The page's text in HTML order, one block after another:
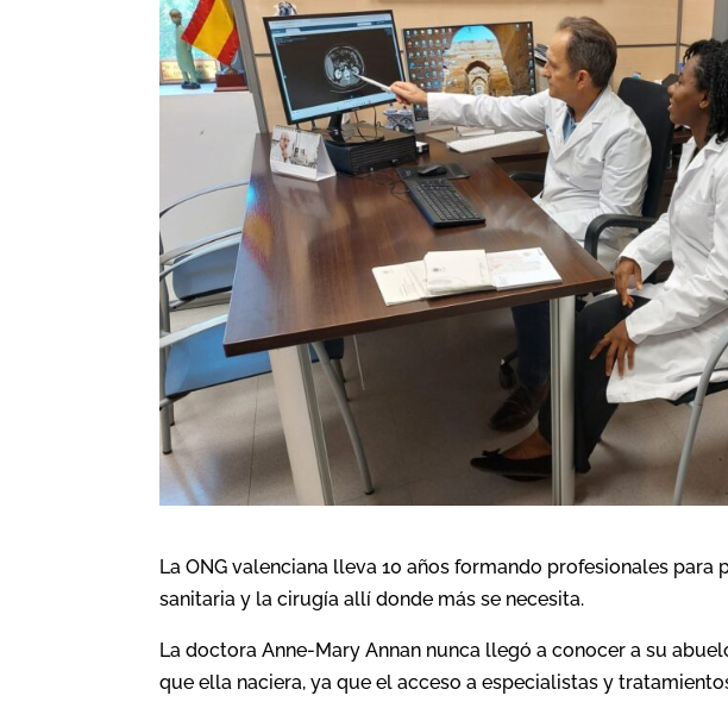
La ONG valenciana lleva 10 años formando profesionales
sanitaria y la cirugía allí donde más se necesita.
La doctora Anne-Mary Annan nunca llegó a conocer a su
que ella naciera, ya que el acceso a especialistas y